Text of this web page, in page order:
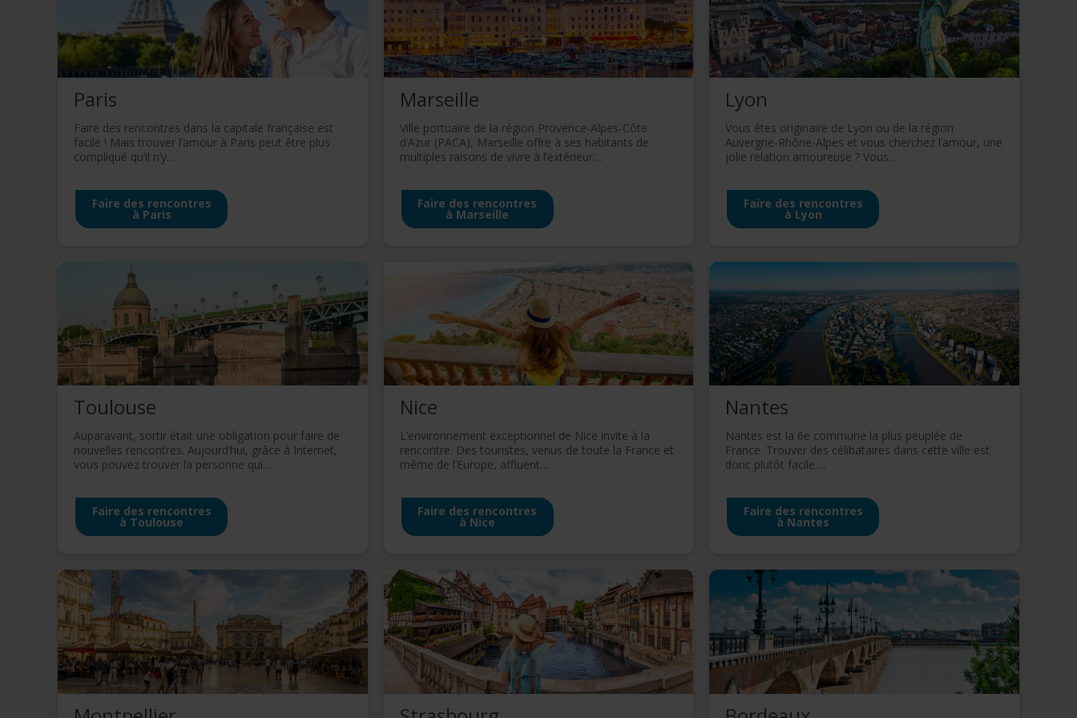
sociaux, de publicité et d'analyse, qui peuvent combiner celles-ci avec d'autres informations
que vous leur avez fournies ou qu'ils ont collectées lors de votre utilisation de leurs services.
Paris
Faire des rencontres dans la capitale française est
facile ! Mais trouver l’amour à Paris peut être plus
compliqué qu’il n’y…
Faire des rencontres
à Paris
Marseille
Ville portuaire de la région Provence-Alpes-Côte
d’Azur (PACA), Marseille offre à ses habitants de
multiples raisons de vivre à l’extérieur…
Faire des rencontres
à Marseille
Lyon
Vous êtes originaire de Lyon ou de la région
Auvergne-Rhône-Alpes et vous cherchez l’amour, une
jolie relation amoureuse ? Vous…
Faire des rencontres
à Lyon
Toulouse
Auparavant, sortir était une obligation pour faire de
nouvelles rencontres. Aujourd’hui, grâce à Internet,
vous pouvez trouver la personne qui…
Faire des rencontres
à Toulouse
Nice
L’environnement exceptionnel de Nice invite à la
rencontre. Des touristes, venus de toute la France et
même de l’Europe, affluent…
Faire des rencontres
à Nice
Nantes
Nantes est la 6e commune la plus peuplée de
France. Trouver des célibataires dans cette ville est
donc plutôt facile.…
Faire des rencontres
à Nantes